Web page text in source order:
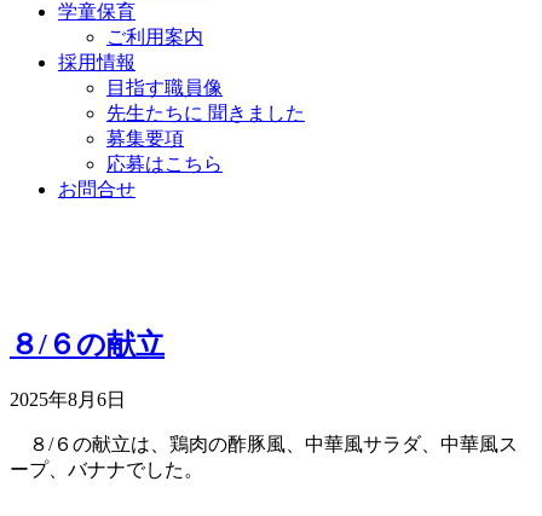
学童保育
ご利用案内
採用情報
目指す職員像
先生たちに 聞きました
募集要項
応募はこちら
お問合せ
８/６の献立
2025年8月6日
８/６の献立は、鶏肉の酢豚風、中華風サラダ、中華風ス
ープ、バナナでした。